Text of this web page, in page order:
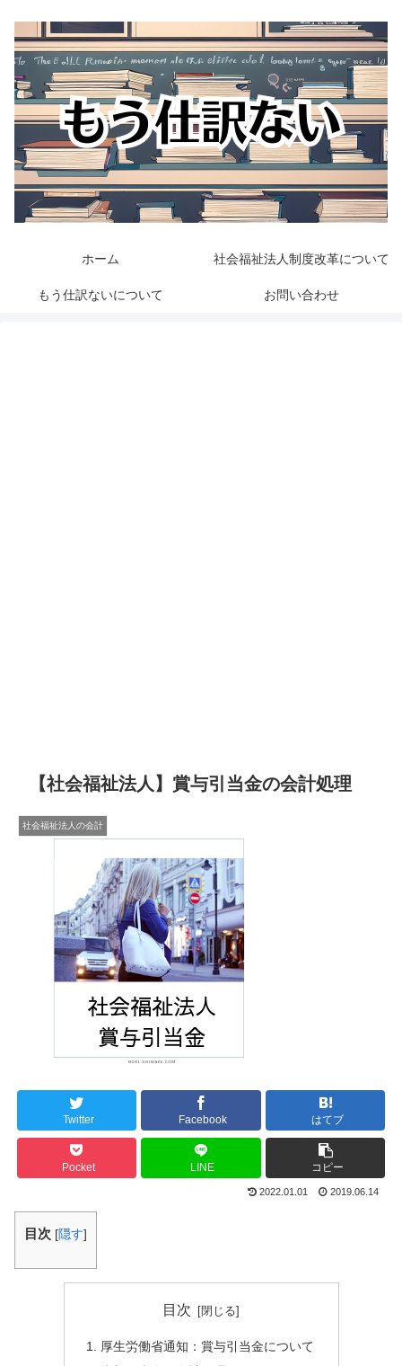
ホーム 社会福祉法人制度改革について
もう仕訳ないについて お問い合わせ
【社会福祉法人】賞与引当金の会計処理
社会福祉法人の会計
Twitter Facebook はてブ
Pocket LINE コピー
2022.01.01 2019.06.14
目次 [隠す]
目次
厚生労働省通知：賞与引当金について